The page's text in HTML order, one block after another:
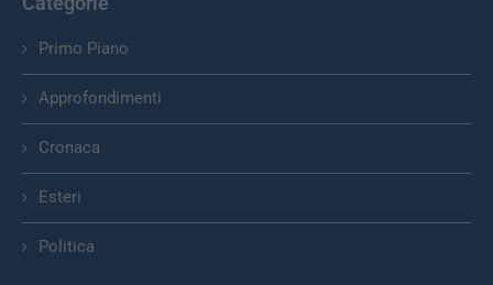
Primo Piano
Approfondimenti
Cronaca
Esteri
Politica